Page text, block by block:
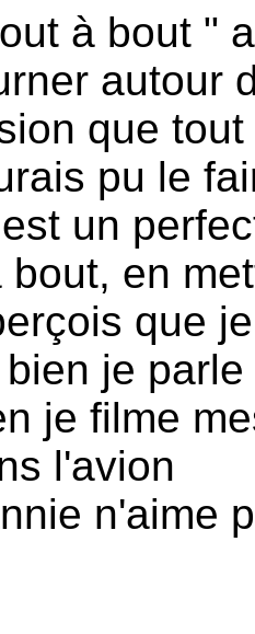
à bout "
autour
que
pu le
un
bout, en
que
je
je filme
l'avion
n'aime